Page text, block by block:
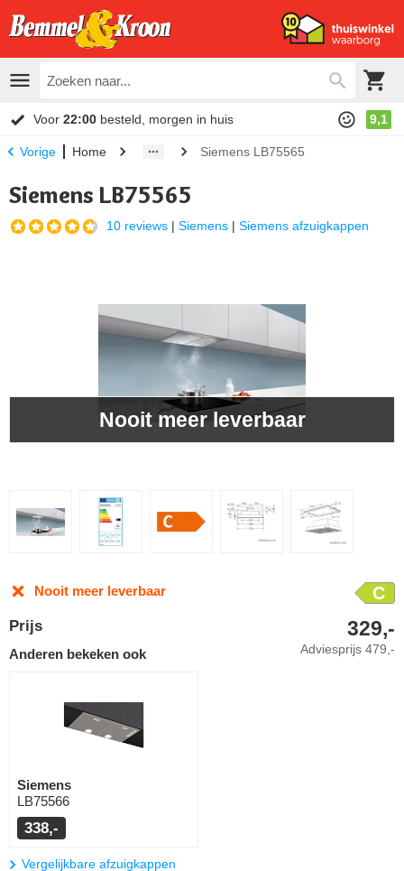
Voor 22:00 besteld, morgen in huis 9,1
Vorige Home Siemens LB75565
Siemens LB75565
10 reviews | Siemens | Siemens afzuigkappen
Nooit meer leverbaar
Nooit meer leverbaar C
Prijs
Adviesprijs 479,-
329,-
Anderen bekeken ook
Siemens
LB75566
338,-
Vergelijkbare afzuigkappen